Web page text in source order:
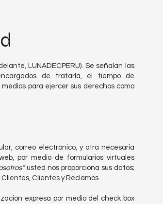
LUNADECPERU). Se señalan las
de tratarla, el tiempo de
para ejercer sus derechos como
correo electrónico, y otra necesaria
por medio de formularios virtuales
usted nos proporciona sus datos;
Clientes y Reclamos.
expresa por medio del check box